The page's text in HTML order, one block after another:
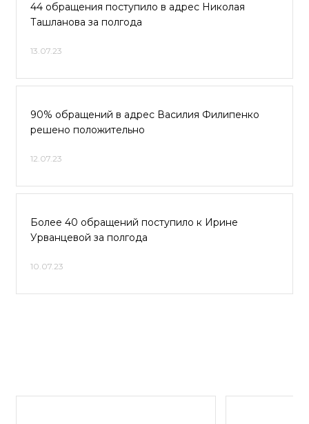
44 обращения поступило в адрес Николая
Ташланова за полгода
13.07.23
90% обращений в адрес Василия Филипенко
решено положительно
12.07.23
Более 40 обращений поступило к Ирине
Урванцевой за полгода
10.07.23